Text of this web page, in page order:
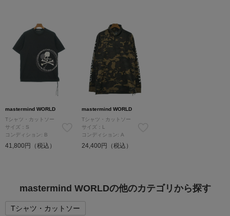
mastermind WORLD
Tシャツ・カットソー
サイズ：S
コンディション: B
41,800円（税込）
mastermind WORLD
Tシャツ・カットソー
サイズ：L
コンディション: A
24,400円（税込）
mastermind WORLDの他のカテゴリから探す
Tシャツ・カットソー